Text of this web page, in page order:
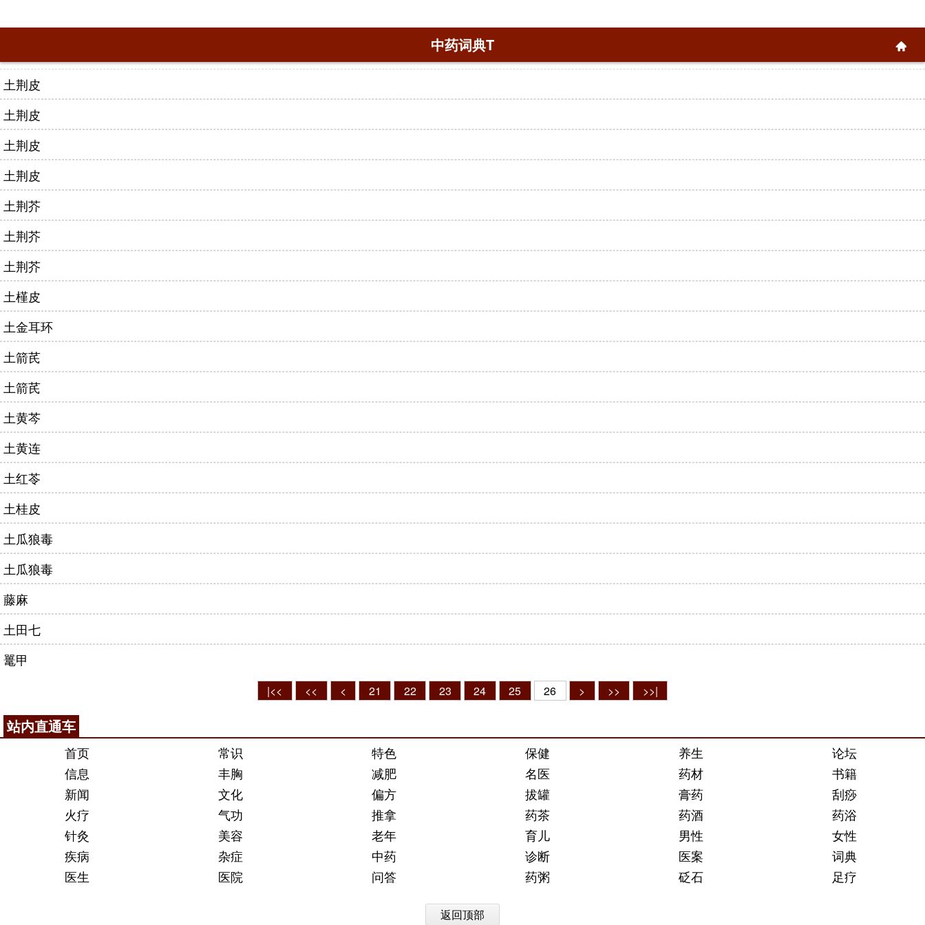
中药词典T
土荆皮
土荆皮
土荆皮
土荆皮
土荆芥
土荆芥
土荆芥
土槿皮
土金耳环
土箭芪
土箭芪
土黄芩
土黄连
土红苓
土桂皮
土瓜狼毒
土瓜狼毒
藤麻
土田七
鼍甲
|<< << < 21 22 23 24 25 26 > >> >>|
站内直通车
首页 常识 特色 保健 养生
论坛
信息
丰胸 减肥 名医 药材
书籍
新闻
文化 偏方 拔罐 膏药
刮痧
火疗
气功 推拿 药茶 药酒
药浴
针灸
美容 老年 育儿 男性
女性
疾病
杂症 中药 诊断 医案
词典
医生
医院 问答 药粥 砭石 足疗
返回顶部